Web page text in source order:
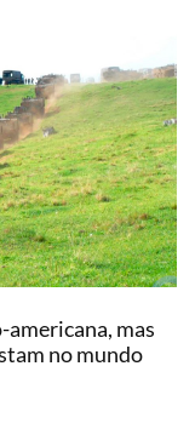
mas
no mundo